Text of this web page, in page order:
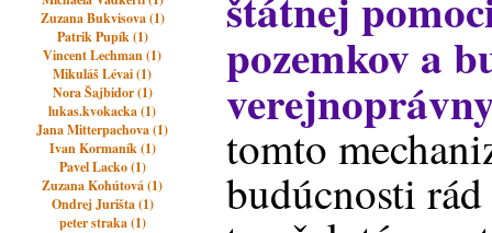
Zuzana Bukvisova (1)
Patrik Pupík (1)
Vincent Lechman (1)
Mikuláš Lévai (1)
Nora Šajbidor (1)
lukas.kvokacka (1)
Jana Mitterpachova (1)
Ivan Kormaník (1)
Pavel Lacko (1)
Zuzana Kohútová (1)
Ondrej Jurišta (1)
peter straka (1)
pozemkov a
tomto
budúcnosti